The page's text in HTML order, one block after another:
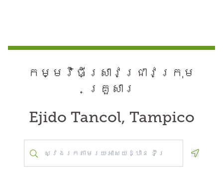
កម្មវិធី​ស្រាវជ្រាវ​ក្រុម
គ្រួសារ
Ejido Tancol, Tampico